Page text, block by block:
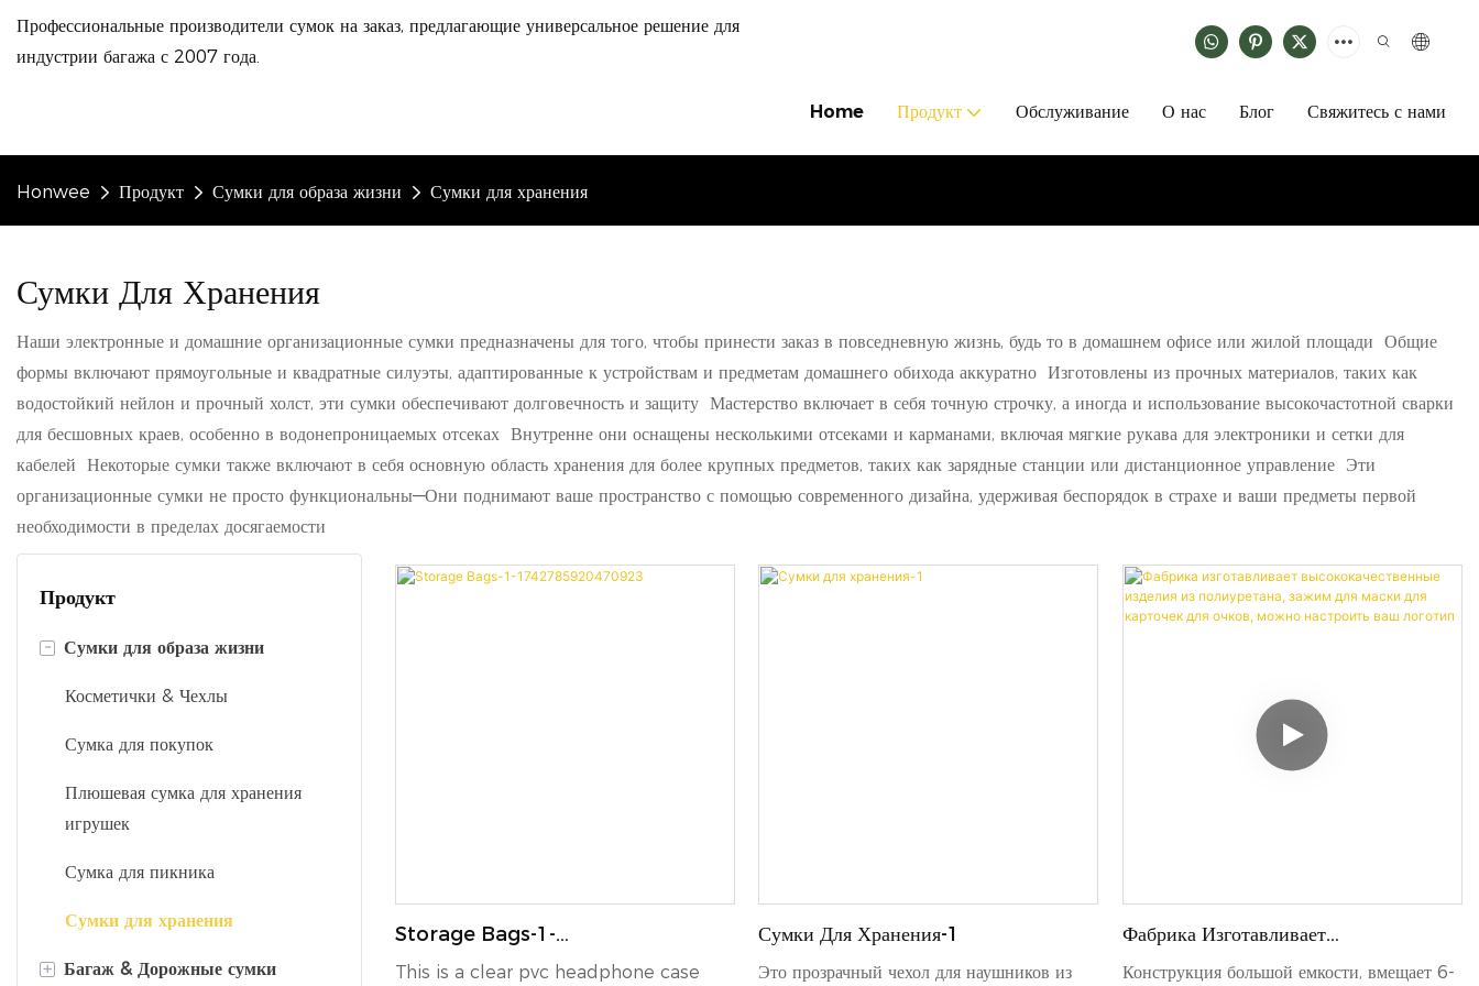
Профессиональные производители сумок на заказ, предлагающие универсальное решение для
индустрии багажа с 2007 года.
Home Продукт Обслуживание О нас Блог Свяжитесь с нами
Honwee Продукт Сумки для образа жизни Сумки для хранения
Сумки Для Хранения
Наши электронные и домашние организационные сумки предназначены для того, чтобы принести заказ в повседневную жизнь, будь то в домашнем офисе или жилой площади Общие
формы включают прямоугольные и квадратные силуэты, адаптированные к устройствам и предметам домашнего обихода аккуратно Изготовлены из прочных материалов, таких как
водостойкий нейлон и прочный холст, эти сумки обеспечивают долговечность и защиту Мастерство включает в себя точную строчку, а иногда и использование высокочастотной сварки
для бесшовных краев, особенно в водонепроницаемых отсеках Внутренне они оснащены несколькими отсеками и карманами, включая мягкие рукава для электроники и сетки для
кабелей Некоторые сумки также включают в себя основную область хранения для более крупных предметов, таких как зарядные станции или дистанционное управление Эти
организационные сумки не просто функциональны—Они поднимают ваше пространство с помощью современного дизайна, удерживая беспорядок в страхе и ваши предметы первой
необходимости в пределах досягаемости
Продукт
- Сумки для образа жизни
Косметички & Чехлы
Сумка для покупок
Плюшевая сумка для хранения
игрушек
Сумка для пикника
Сумки для хранения
+ Багаж & Дорожные сумки
Storage Bags-1-
1742785920470923
This is a clear pvc headphone case
Сумки Для Хранения-1
Это прозрачный чехол для наушников из
Фабрика Изготавливает
Высококачественные Изделия Из
Конструкция большой емкости, вмещает 6-